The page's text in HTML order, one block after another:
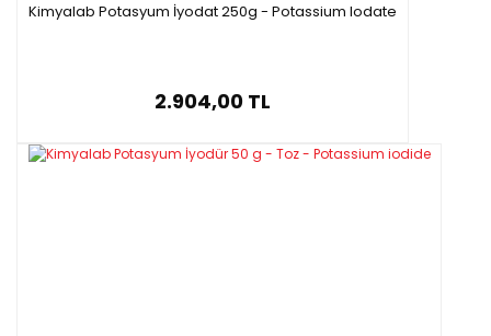
Kimyalab Potasyum İyodat 250g - Potassium Iodate
2.904,00 TL